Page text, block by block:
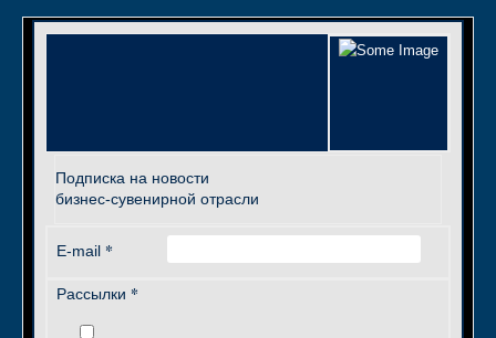
Подписка на новости
бизнес-сувенирной отрасли
E-mail *
Рассылки *